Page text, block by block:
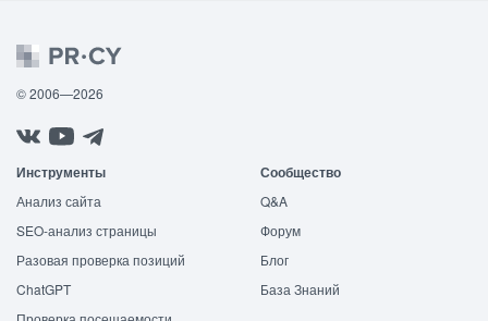
© 2006—2026
Инструменты
Анализ сайта
SEO-анализ страницы
Разовая проверка позиций
ChatGPT
Сообщество
Q&A
Форум
Блог
База Знаний